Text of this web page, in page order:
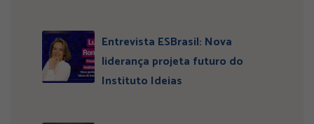
Entrevista ESBrasil: Nova
liderança projeta futuro do
Instituto Ideias